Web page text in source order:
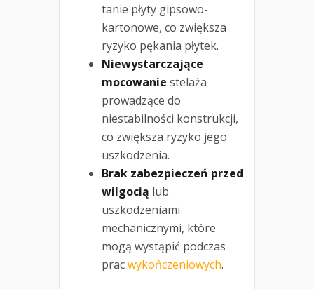
tanie płyty gipsowo-
kartonowe, co zwiększa
ryzyko pękania płytek.
Niewystarczające
mocowanie stelaża
prowadzące do
niestabilności konstrukcji,
co zwiększa ryzyko jego
uszkodzenia.
Brak zabezpieczeń przed
wilgocią lub
uszkodzeniami
mechanicznymi, które
mogą wystąpić podczas
pracwykończeniowych.